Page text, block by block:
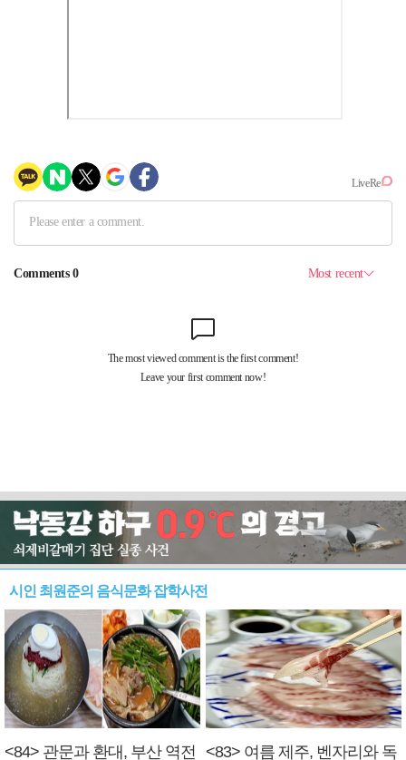
시인 최원준의 음식문화 잡학사전
<84> 관문과 환대, 부산 역전
<83> 여름 제주, 벤자리와 독